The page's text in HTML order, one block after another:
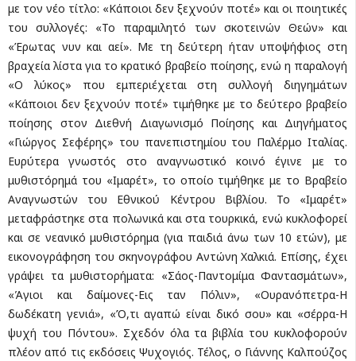
με τον νέο τίτλο: «Κάποιοι δεν ξεχνούν ποτέ» και οι ποιητικές
του συλλογές: «Το παραμιλητό των σκοτεινών Θεών» και
«Έρωτας νυν και αεί». Με τη δεύτερη ήταν υποψήφιος στη
βραχεία λίστα για το κρατικό βραβείο ποίησης, ενώ η παραλογή
«Ο λύκος» που εμπεριέχεται στη συλλογή διηγημάτων
«Κάποιοι δεν ξεχνούν ποτέ» τιμήθηκε με το δεύτερο βραβείο
ποίησης στον Διεθνή Διαγωνισμό Ποίησης και Διηγήματος
«Γιώργος Σεφέρης» του πανεπιστημίου του Παλέρμο Ιταλίας.
Ευρύτερα γνωστός στο αναγνωστικό κοινό έγινε με το
μυθιστόρημά του «Ιμαρέτ», το οποίο τιμήθηκε με το Βραβείο
Αναγνωστών του Εθνικού Κέντρου Βιβλίου. Το «Ιμαρέτ»
μεταφράστηκε στα πολωνικά και στα τουρκικά, ενώ κυκλοφορεί
και σε νεανικό μυθιστόρημα (για παιδιά άνω των 10 ετών), με
εικονογράφηση του σκηνογράφου Αντώνη Χαλκιά. Επίσης, έχει
γράψει τα μυθιστορήματα: «Σάος-Παντομίμα Φαντασμάτων»,
«Άγιοι και δαίμονες-Εις ταν Πόλιν», «Ουρανόπετρα-Η
δωδέκατη γενιά», «Ό,τι αγαπώ είναι δικό σου» και «σέρρα-Η
ψυχή του Πόντου». Σχεδόν όλα τα βιβλία του κυκλοφορούν
πλέον από τις εκδόσεις Ψυχογιός. Τέλος, ο Γιάννης Καλπούζος